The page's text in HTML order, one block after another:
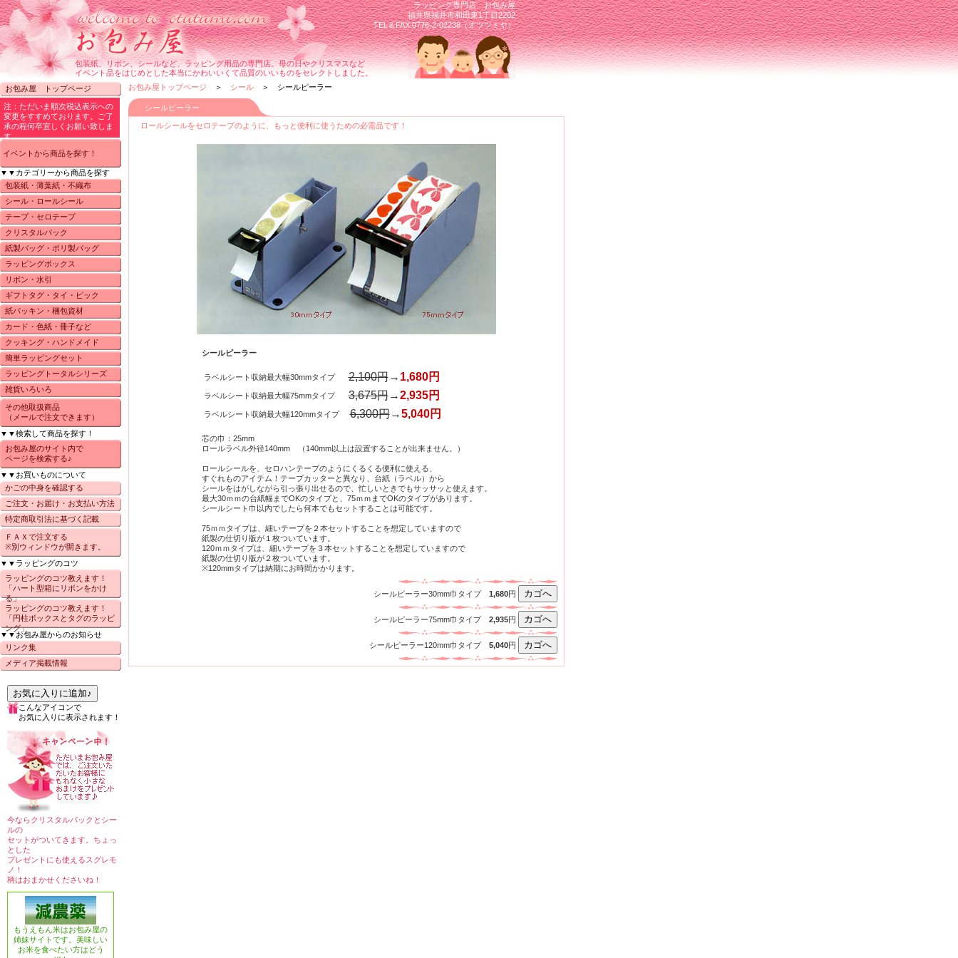
包装紙、リボン、シールなど、ラッピング用品の専門店。母の日やクリスマスなど
イベント品をはじめとした本当にかわいいくて品質のいいものをセレクトしました。
ラッピング専門店 お包み屋
福井県福井市和田東1丁目2202
TEL＆FAX:0776-2-02238（オツツミヤ）
お包み屋 トップページ
イベントから商品を探す！
▼▼カテゴリーから商品を探す
包装紙・薄葉紙・不織布
シール・ロールシール
テープ・セロテープ
クリスタルパック
紙製バッグ・ポリ製バッグ
ラッピングボックス
リボン・水引
ギフトタグ・タイ・ピック
紙パッキン・梱包資材
カード・色紙・冊子など
クッキング・ハンドメイド
簡単ラッピングセット
ラッピングトータルシリーズ
雑貨いろいろ
その他取扱商品
（メールで注文できます）
▼▼検索して商品を探す！
お包み屋のサイト内で
ページを検索する♪
▼▼お買いものについて
かごの中身を確認する
ご注文・お届け・お支払い方法
特定商取引法に基づく記載
ＦＡＸで注文する
※別ウィンドウが開きます。
▼▼ラッピングのコツ
ラッピングのコツ教えます！
「ハート型箱にリボンをかけ
る」
ラッピングのコツ教えます！
「円柱ボックスとタグのラッピ
ング」
▼▼お包み屋からのお知らせ
リンク集
メディア掲載情報
お気に入りに追加♪
こんなアイコンで
お気に入りに表示されます！
今ならクリスタルパックとシー
ルの
セットがついてきます。ちょっ
とした
プレゼントにも使えるスグレモ
ノ！
柄はおまかせくださいね！
もうえもん米はお包み屋の
姉妹サイトです。美味しい
お米を食べたい方はどう
お包み屋トップページ ＞ シール ＞ シールピーラー
シールピーラー
ロールシールをセロテープのように、もっと便利に使うための必需品です！
シールピーラー
ラベルシート収納最大幅30mmタイプ 2,100円→ 1,680円
ラベルシート収納最大幅75mmタイプ 3,675円→2,935円
ラベルシート収納最大幅120mmタイプ 6,300円→5,040円
芯の巾：25mm
ロールラベル外径140mm （140mm以上は設置することが出来ません。）
ロールシールを、セロハンテープのようにくるくる便利に使える、
すぐれものアイテム！テープカッターと異なり、台紙（ラベル）から
シールをはがしながら引っ張り出せるので、忙しいときでもサッサッと使えます。
最大30ｍｍの台紙幅までOKのタイプと、75ｍｍまでOKのタイプがあります。
シールシート巾以内でしたら何本でもセットすることは可能です。
75ｍｍタイプは、細いテープを２本セットすることを想定していますので
紙製の仕切り版が１枚ついています。
120ｍｍタイプは、細いテープを３本セットすることを想定していますので
紙製の仕切り版が２枚ついています。
※120mmタイプは納期にお時間かかります。
シールピーラー30mm巾タイプ 1,680円
シールピーラー75mm巾タイプ 2,935円
シールピーラー120mm巾タイプ 5,040円